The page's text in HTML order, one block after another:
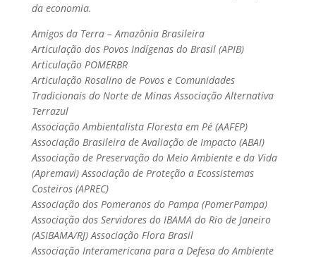
da economia.
Amigos da Terra – Amazônia Brasileira
Articulação dos Povos Indígenas do Brasil (APIB)
Articulação POMERBR
Articulação Rosalino de Povos e Comunidades
Tradicionais do Norte de Minas Associação Alternativa
Terrazul
Associação Ambientalista Floresta em Pé (AAFEP)
Associação Brasileira de Avaliação de Impacto (ABAI)
Associação de Preservação do Meio Ambiente e da Vida
(Apremavi) Associação de Proteção a Ecossistemas
Costeiros (APREC)
Associação dos Pomeranos do Pampa (PomerPampa)
Associação dos Servidores do IBAMA do Rio de Janeiro
(ASIBAMA/RJ) Associação Flora Brasil
Associação Interamericana para a Defesa do Ambiente